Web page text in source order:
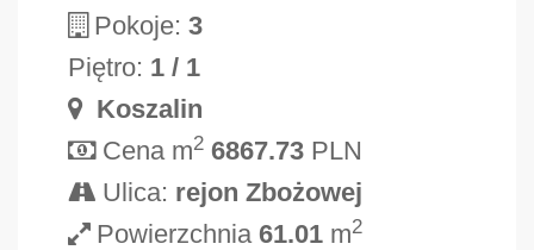
Pokoje:3
Piętro: 1 / 1
Koszalin
Cena m2 6867.73 PLN
Ulica: rejon Zbożowej
Powierzchnia61.01 m2